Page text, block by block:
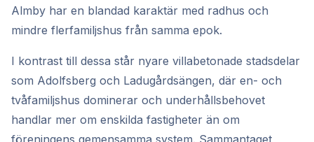
Almby har en blandad karaktär med radhus och
mindre flerfamiljshus från samma epok.
I kontrast till dessa står nyare villabetonade stadsdelar
som Adolfsberg och Ladugårdsängen, där en- och
tvåfamiljshus dominerar och underhållsbehovet
handlar mer om enskilda fastigheter än om
föreningens gemensamma system. Sammantaget